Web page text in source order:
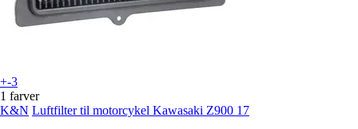
+-3
1 farver
K&N Luftfilter til motorcykel Kawasaki Z900 17